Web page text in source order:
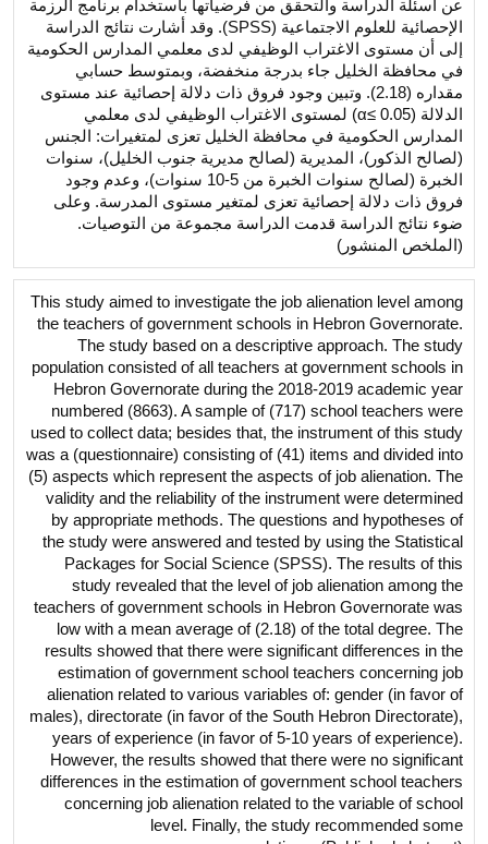
عن أسئلة الدراسة والتحقق من فرضياتها باستخدام برنامج الرزمة
الإحصائية للعلوم الاجتماعية (SPSS). وقد أشارت نتائج الدراسة
إلى أن مستوى الاغتراب الوظيفي لدى معلمي المدارس الحكومية
في محافظة الخليل جاء بدرجة منخفضة، وبمتوسط حسابي
مقداره (2.18). وتبين وجود فروق ذات دلالة إحصائية عند مستوى
الدلالة (α≤ 0.05) لمستوى الاغتراب الوظيفي لدى معلمي
المدارس الحكومية في محافظة الخليل تعزى لمتغيرات: الجنس
(لصالح الذكور)، المديرية (لصالح مديرية جنوب الخليل)، سنوات
الخبرة (لصالح سنوات الخبرة من 5-10 سنوات)، وعدم وجود
فروق ذات دلالة إحصائية تعزى لمتغير مستوى المدرسة. وعلى
ضوء نتائج الدراسة قدمت الدراسة مجموعة من التوصيات.
(الملخص المنشور)
This study aimed to investigate the job alienation level among
the teachers of government schools in Hebron Governorate.
The study based on a descriptive approach. The study
population consisted of all teachers at government schools in
Hebron Governorate during the 2018-2019 academic year
numbered (8663). A sample of (717) school teachers were
used to collect data; besides that, the instrument of this study
was a (questionnaire) consisting of (41) items and divided into
(5) aspects which represent the aspects of job alienation. The
validity and the reliability of the instrument were determined
by appropriate methods. The questions and hypotheses of
the study were answered and tested by using the Statistical
Packages for Social Science (SPSS). The results of this
study revealed that the level of job alienation among the
teachers of government schools in Hebron Governorate was
low with a mean average of (2.18) of the total degree. The
results showed that there were significant differences in the
estimation of government school teachers concerning job
alienation related to various variables of: gender (in favor of
males), directorate (in favor of the South Hebron Directorate),
years of experience (in favor of 5-10 years of experience).
However, the results showed that there were no significant
differences in the estimation of government school teachers
concerning job alienation related to the variable of school
level. Finally, the study recommended some